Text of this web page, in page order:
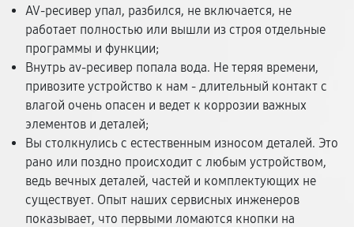
AV-ресивер упал, разбился, не включается, не
работает полностью или вышли из строя отдельные
программы и функции;
Внутрь av-ресивер попала вода. Не теряя времени,
привозите устройство к нам - длительный контакт с
влагой очень опасен и ведет к коррозии важных
элементов и деталей;
Вы столкнулись с естественным износом деталей. Это
рано или поздно происходит с любым устройством,
ведь вечных деталей, частей и комплектующих не
существует. Опыт наших сервисных инженеров
показывает, что первыми ломаются кнопки на